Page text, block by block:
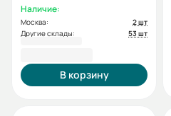
Наличие:
Москва:
2 шт
Другие склады:
53 шт
В корзину